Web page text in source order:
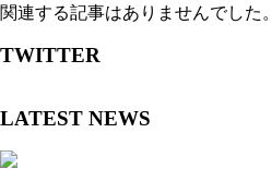
関連する記事はありませんでした。
TWITTER
LATEST NEWS